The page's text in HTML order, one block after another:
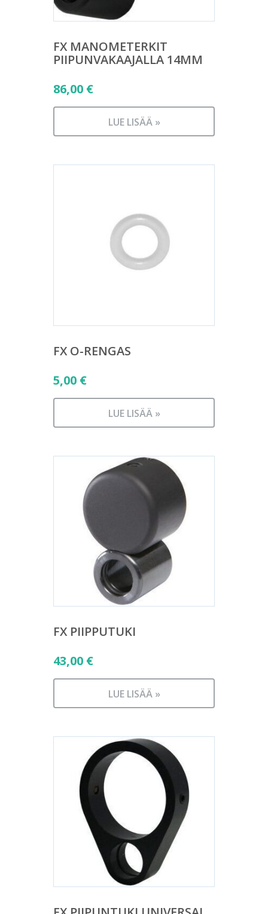
FX MANOMETERKIT
PIIPUNVAKAAJALLA 14MM
86,00 €
LUE LISÄÄ »
FX O-RENGAS
5,00 €
LUE LISÄÄ »
FX PIIPPUTUKI
43,00 €
LUE LISÄÄ »